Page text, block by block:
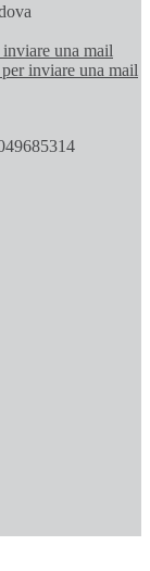
una mail
inviare una mail